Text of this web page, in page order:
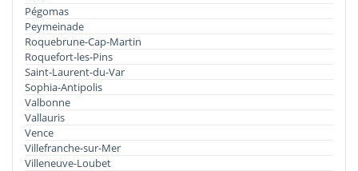
Pégomas
Peymeinade
Roquebrune-Cap-Martin
Roquefort-les-Pins
Saint-Laurent-du-Var
Sophia-Antipolis
Valbonne
Vallauris
Vence
Villefranche-sur-Mer
Villeneuve-Loubet